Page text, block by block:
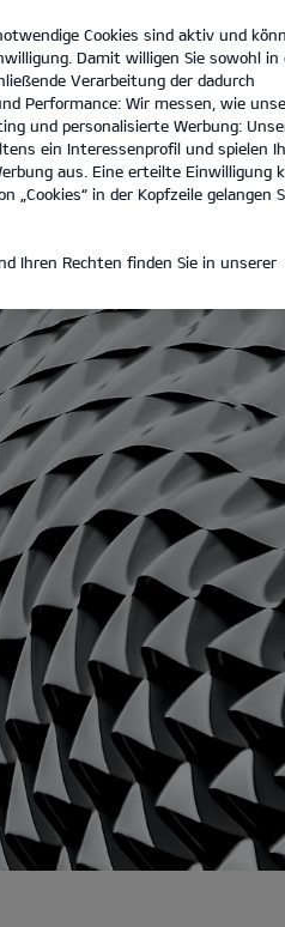
Autohaus Günther GmbH
Business Angebote
Cookies sind aktiv und
Damit willigen Sie sowohl in
Verarbeitung der dadurch
Performance: Wir messen, wie
und personalisierte Werbung:
ein Interessenprofil und spielen
aus. Eine erteilte Einwilligung
in der Kopfzeile gelangen
Ihren Rechten finden Sie in unserer